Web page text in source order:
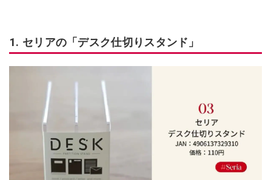
1. セリアの「デスク仕切りスタンド」